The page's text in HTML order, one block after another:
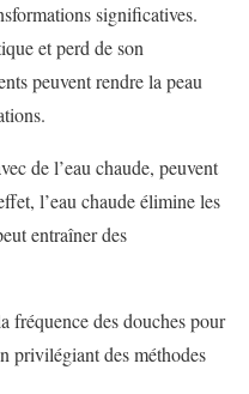
significatives.
et perd de son
peuvent rendre la peau
de l’eau chaude, peuvent
l’eau chaude élimine les
entraîner des
fréquence des douches pour
privilégiant des méthodes